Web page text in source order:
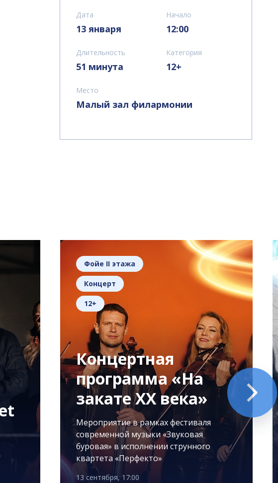
Дата
13 января
Начало
12:00
Длительность
51 минута
Категория
12+
Место
Малый зал филармонии
Фойе II этажа
Концерт
12+
Концертная
программа «На
закате XX века»
Мероприятие в рамках фестиваля
современной музыки «Звуковая
буровая» в исполнении струнного
квартета «Перфекто»
13 сентября, 17:00